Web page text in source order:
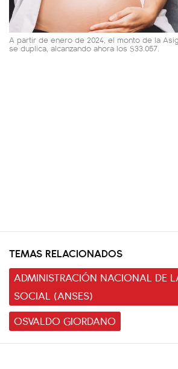
A partir de enero de 2024, el monto de la
se duplica, alcanzando ahora los $33.057.
TEMAS RELACIONADOS
ADMINISTRACIÓN NACIONAL DE
SOCIAL (ANSES)
OSVALDO GIORDANO